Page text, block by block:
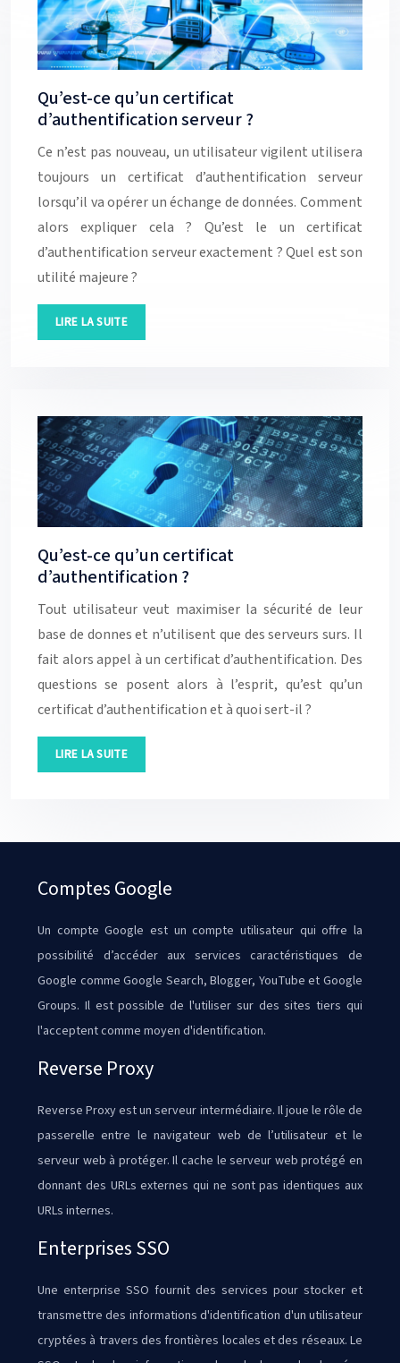
Qu’est-ce qu’un certificat
d’authentification serveur ?
Ce n’est pas nouveau, un utilisateur vigilent utilisera
toujours un certificat d’authentification serveur
lorsqu’il va opérer un échange de données. Comment
alors expliquer cela ? Qu’est le un certificat
d’authentification serveur exactement ? Quel est son
utilité majeure ?
LIRE LA SUITE
Qu’est-ce qu’un certificat
d’authentification ?
Tout utilisateur veut maximiser la sécurité de leur
base de donnes et n’utilisent que des serveurs surs. Il
fait alors appel à un certificat d’authentification. Des
questions se posent alors à l’esprit, qu’est qu’un
certificat d’authentification et à quoi sert-il ?
LIRE LA SUITE
Comptes Google
Un compte Google est un compte utilisateur qui offre la
possibilité d’accéder aux services caractéristiques de
Google comme Google Search, Blogger, YouTube et Google
Groups. Il est possible de l'utiliser sur des sites tiers qui
l'acceptent comme moyen d'identification.
Reverse Proxy
Reverse Proxy est un serveur intermédiaire. Il joue le rôle de
passerelle entre le navigateur web de l’utilisateur et le
serveur web à protéger. Il cache le serveur web protégé en
donnant des URLs externes qui ne sont pas identiques aux
URLs internes.
Enterprises SSO
Une enterprise SSO fournit des services pour stocker et
transmettre des informations d'identification d'un utilisateur
cryptées à travers des frontières locales et des réseaux. Le